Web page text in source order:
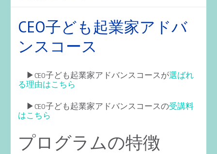
CEO子ども起業家アドバ
ンスコース
▶︎CEO子ども起業家アドバンスコースが選ばれ
る理由はこちら
▶︎CEO子ども起業家アドバンスコースの受講料
はこちら
プログラムの特徴